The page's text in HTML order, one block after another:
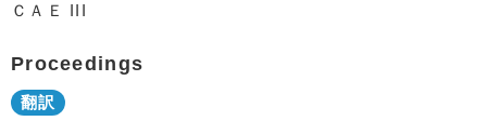
ＣＡＥ III
Proceedings